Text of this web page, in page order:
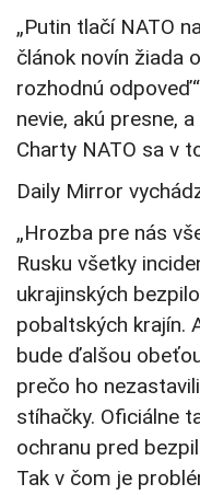
„Putin tlačí NATO
článok novín žiada
rozhodnú
nevie, akú presne,
Charty NATO sa v
Daily Mirror
„Hrozba pre nás
Rusku všetky
ukrajinských
pobaltských krajín.
bude ďalšou
prečo ho
stíhačky. Oficiálne
ochranu pred
Tak v čom je